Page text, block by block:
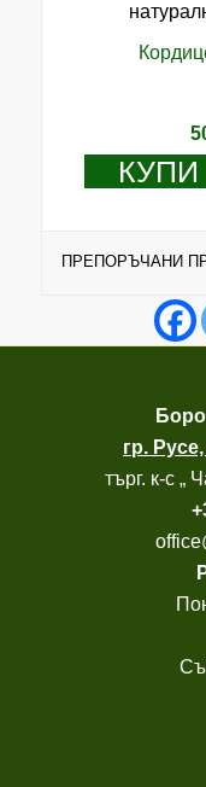
КУПИ
ПРЕПОРЪЧАНИ
гр.
търг. к-с „
+